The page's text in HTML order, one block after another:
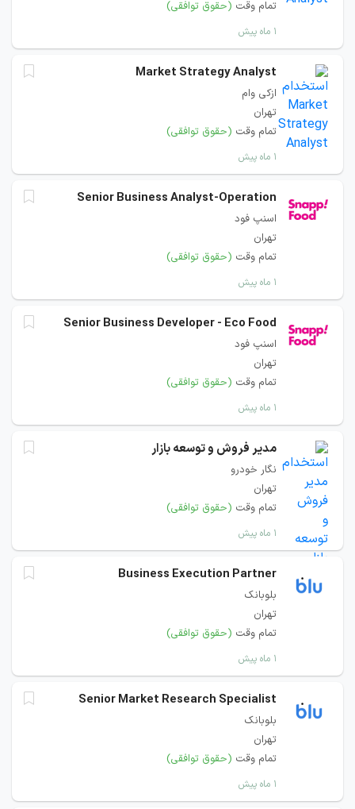
تمام وقت (حقوق توافقی)
۱ ماه پیش
Market Strategy Analyst
ازکی وام
تهران
تمام وقت (حقوق توافقی)
۱ ماه پیش
Senior Business Analyst-Operation
اسنپ فود
تهران
تمام وقت (حقوق توافقی)
۱ ماه پیش
Senior Business Developer - Eco Food
اسنپ فود
تهران
تمام وقت (حقوق توافقی)
۱ ماه پیش
مدیر فروش و توسعه بازار
نگار خودرو
تهران
تمام وقت (حقوق توافقی)
۱ ماه پیش
Business Execution Partner
بلوبانک
تهران
تمام وقت (حقوق توافقی)
۱ ماه پیش
Senior Market Research Specialist
بلوبانک
تهران
تمام وقت (حقوق توافقی)
۱ ماه پیش